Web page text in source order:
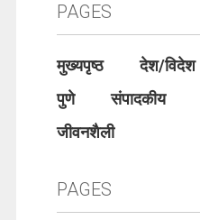
PAGES
मुख्यपृष्ठ देश/विदेश
पुणे
संपादकीय
जीवनशैली
PAGES